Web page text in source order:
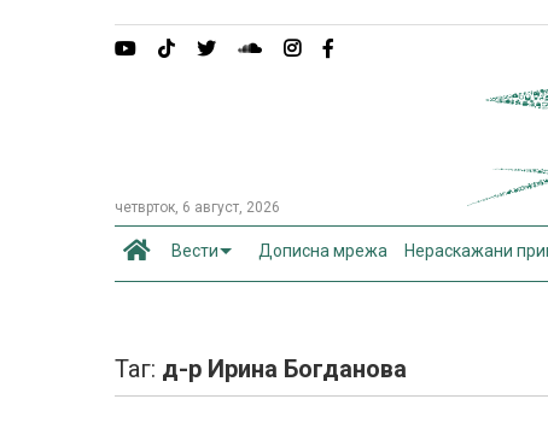
четврток, 6 август, 2026
Вести Дописна мрежа Нераскажани
Таг: д-р Ирина Богданова